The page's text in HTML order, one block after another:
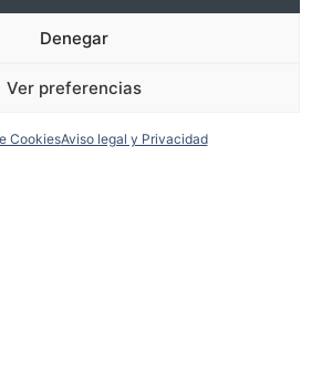
Denegar
Ver preferencias
CookiesAviso legal y Privacidad